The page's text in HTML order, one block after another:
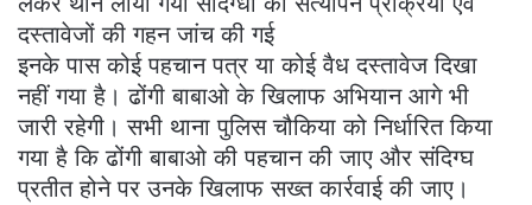
दस्तावेजों की गहन जांच की गई
इनके पास कोई पहचान पत्र या कोई वैध दस्तावेज दिखा
नहीं गया है। ढोंगी बाबाओ के खिलाफ अभियान आगे भी
जारी रहेगी। सभी थाना पुलिस चौकिया को निर्धारित किया
गया है कि ढोंगी बाबाओ की पहचान की जाए और संदिग्घ
प्रतीत होने पर उनके खिलाफ सख्त कार्रवाई की जाए।